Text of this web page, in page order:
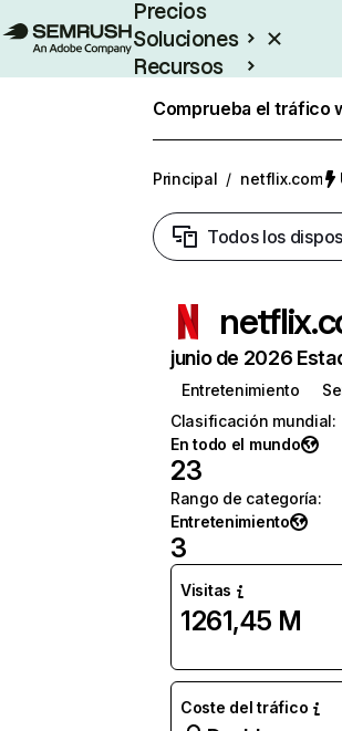
Precios
Soluciones
Recursos
Comprueba el tráfico
Principal / netflix.com
Todos los
junio de 2026
Entretenimiento
Clasificación mundial:
En todo el mundo
23
Rango de categoría:
Entretenimiento
3
Visitas
1261,45 M
Coste del tráfico